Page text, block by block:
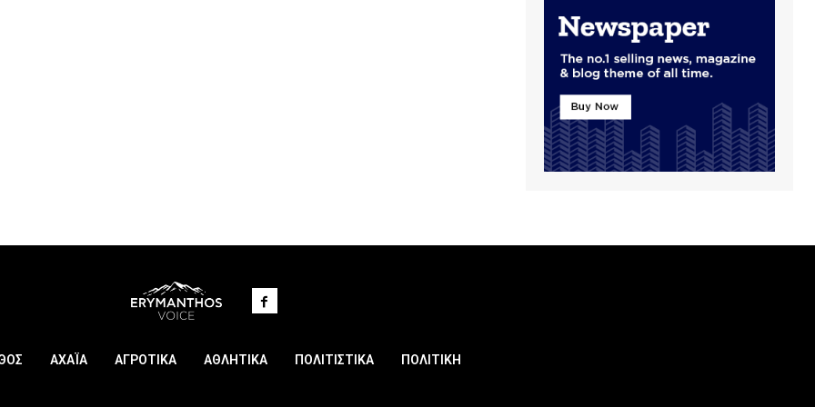
ΑΧΑΪΑ ΑΓΡΟΤΙΚΑ ΑΘΛΗΤΙΚΑ ΠΟΛΙΤΙΣΤΙΚΑ ΠΟΛΙΤΙΚΗ